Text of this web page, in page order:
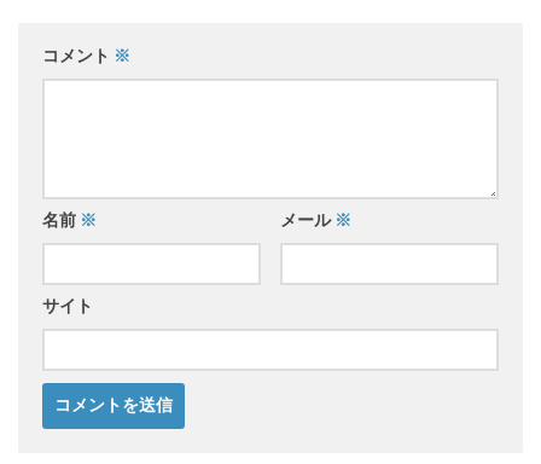
コメント ※
名前 ※ メール ※
サイト